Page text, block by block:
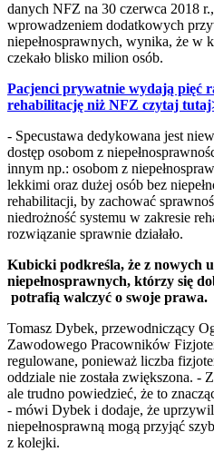
danych NFZ na 30 czerwca 2018
wprowadzeniem dodatkowych
niepełnosprawnych, wynika, że w
czekało blisko milion osób.
Pacjenci prywatnie wydają pięć
rehabilitację niż NFZ czytaj
- Specustawa dedykowana jest
dostęp osobom z
innym np.: osobom z
lekkimi oraz dużej osób bez
rehabilitacji, by zachować
niedrożność systemu w zakresie
rozwiązanie sprawnie działało.
Kubicki podkreśla, że z nowych
niepełnosprawnych, którzy się
potrafią walczyć o swoje prawa.
Tomasz Dybek, przewodniczący
Zawodowego Pracowników
regulowane, ponieważ liczba
oddziale nie została zwiększona. -
ale trudno powiedzieć, że to
- mówi Dybek i dodaje, że
niepełnosprawną mogą przyjąć
z kolejki.